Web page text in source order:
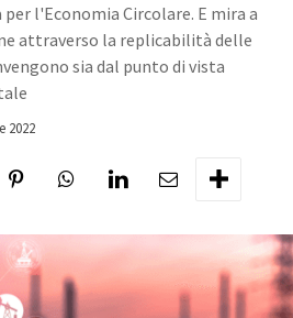
l'Economia Circolare. E mira a
attraverso la replicabilità delle
sia dal punto di vista
2022